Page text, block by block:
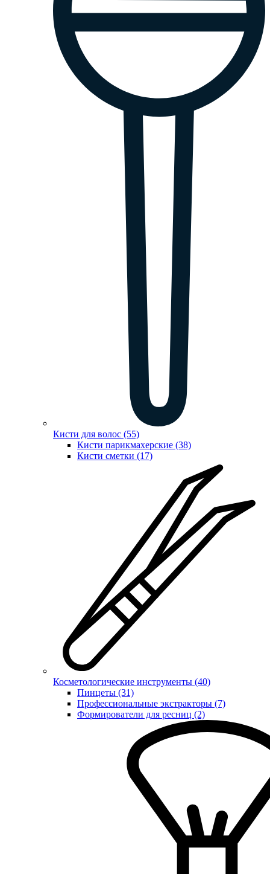
Кисти для волос (55)
Кисти парикмахерские (38)
Кисти сметки (17)
Косметологические инструменты (40)
Пинцеты (31)
Профессиональные экстракторы (7)
Формирователи для ресниц (2)